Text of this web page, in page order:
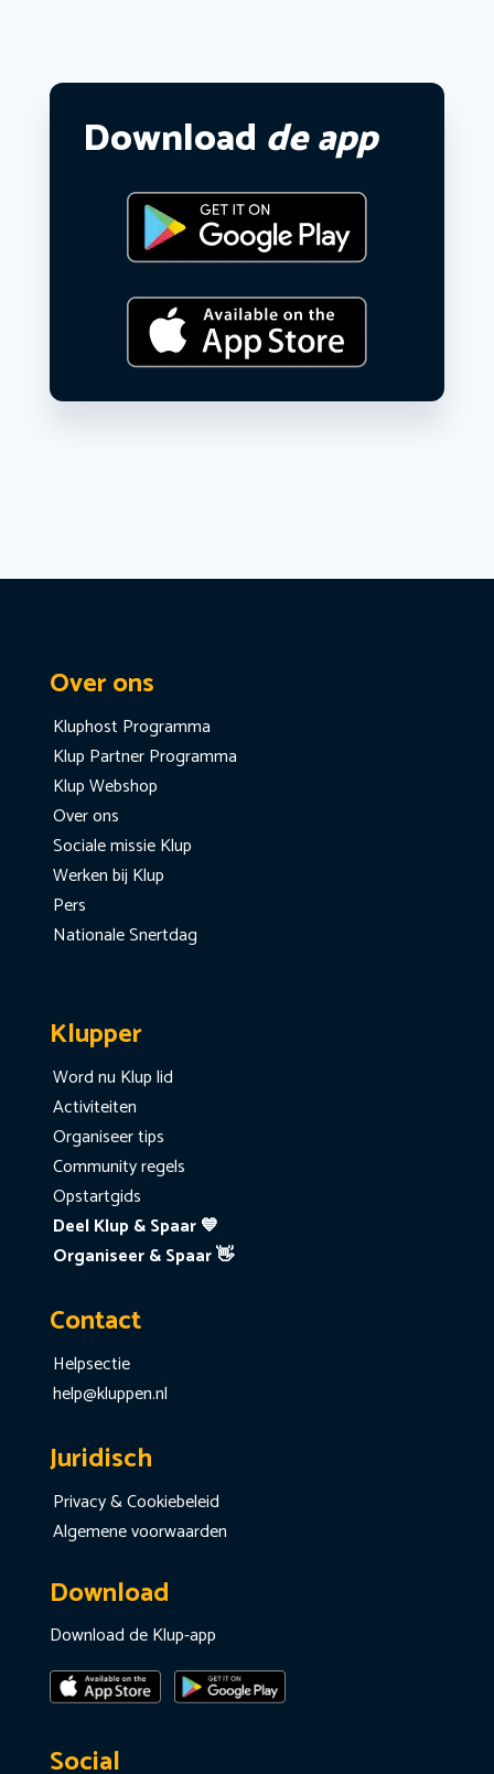
Download de app
Over ons
Kluphost Programma
Klup Partner Programma
Klup Webshop
Over ons
Sociale missie Klup
Werken bij Klup
Pers
Nationale Snertdag
Klupper
Word nu Klup lid
Activiteiten
Organiseer tips
Community regels
Opstartgids
Deel Klup & Spaar 💙
Organiseer & Spaar 👋
Contact
Helpsectie
help@kluppen.nl
Juridisch
Privacy & Cookiebeleid
Algemene voorwaarden
Download
Download de Klup-app
Social